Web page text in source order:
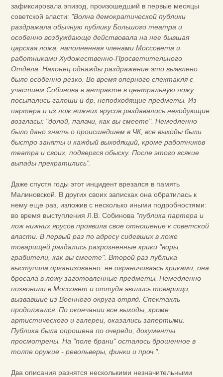
зафиксировала эпизод, произошедший в первые месяцы
советской власти: "Волна демократической публики
раздражала обычную публику Большого театра и
особенно возбуждающе действовала на нее бывшая
царская ложа, наполненная членами Моссовета и
работниками Художественно-Просветительного
Отдела. Наконец однажды раздражение это выявлено
было особенно резко. Во время оперного спектакля с
участием Собинова в антракте в центральную ложу
посыпались галоши и др. неподходящие предметы. Из
партера и из лож нижних ярусов раздавались негодующие
возгласы: "долой, палачи, как вы смеете". Немедленно
было дано знать о происшедшем в ЧК, все выходы были
быстро заняты и каждый выходящий, кроме работников
театра и своих, подвергся обыску. После этого всякие
выпады прекратились".
Даже спустя годы этот инцидент врезался в память
Малиновской. В других своих записках она обратилась к
нему еще раз, изложив с несколько иными подробностями:
во время выступления Л.В. Собинова "публика партера и
лож нижних ярусов проявила свое отношение к советской
власти. В первый раз по адресу сидевших в ложе
товарищей раздались разрозненные крики "воры,
грабители, как вы смеете". Второй раз публика
выступила организованно: не ограничиваясь криками, она
бросала в ложу заготовленные предметы. Немедленно
позвонили в Моссовет и оттуда явились товарищи,
вызвавшие из Военного округа отряд. Спектакль
продолжался. По окончании все выходы, кроме
артистического и галереи, оказались запертыми.
Публика была опрошена по очереди, документы
просмотрены. На "поле брани" осталось брошенное в
толпе оружие - револьверы, финки и проч.".
Два описания разнятся несколькими незначительными